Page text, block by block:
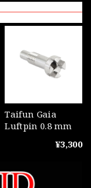
Taifun Gaia
Luftpin 0.8 mm
¥3,300